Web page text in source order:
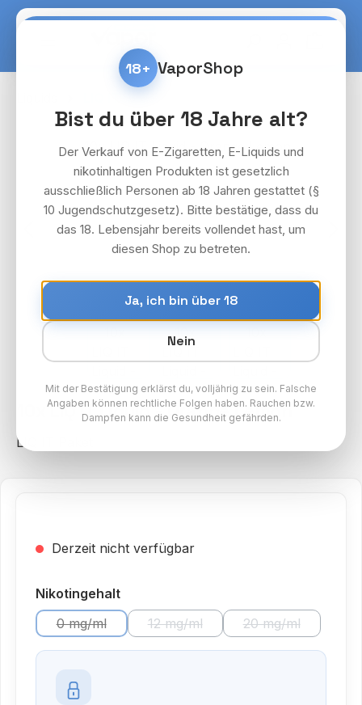
Zum Hauptinhalt springen
Bildergalerie überspringen
10x LIQ IT Liquid - Orange Lemon
LIQ IT Paket
Derzeit nicht verfügbar
Nikotingehaltauswählen
0 mg/ml
(Diese Option ist zurzeit nicht verfügbar.)
12 mg/ml
(Diese Option ist zurzeit nicht
20 mg/ml
(Diese Option
18+ VaporShop
Bist du über 18 Jahre alt?
Der Verkauf von E-Zigaretten, E-Liquids und
nikotinhaltigen Produkten ist gesetzlich
ausschließlich Personen ab 18 Jahren gestattet (§
10 Jugendschutzgesetz). Bitte bestätige, dass du
das 18. Lebensjahr bereits vollendet hast, um
diesen Shop zu betreten.
Ja, ich bin über 18
Nein
Mit der Bestätigung erklärst du, volljährig zu sein. Falsche
Angaben können rechtliche Folgen haben. Rauchen bzw.
Dampfen kann die Gesundheit gefährden.